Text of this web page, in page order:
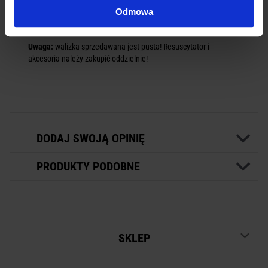
Odmowa
Uwaga: walizka sprzedawana jest pusta! Resuscytator i
akcesoria należy zakupić oddzielnie!
DODAJ SWOJĄ OPINIĘ
PRODUKTY PODOBNE
SKLEP